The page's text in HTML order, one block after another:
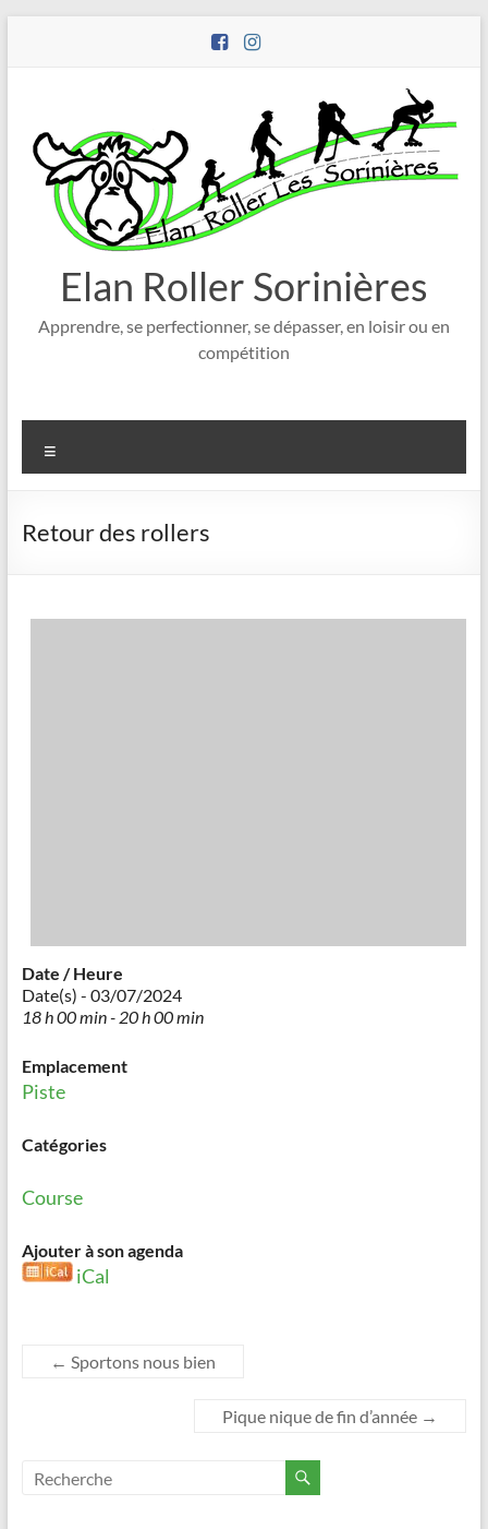
Elan Roller Sorinières
Apprendre, se perfectionner, se dépasser, en loisir ou en
compétition
Retour des rollers
Date / Heure
Date(s) - 03/07/2024
18 h 00 min - 20 h 00 min
Emplacement
Piste
Catégories
Course
Ajouter à son agenda
iCal
← Sportons nous bien
Pique nique de fin d’année →